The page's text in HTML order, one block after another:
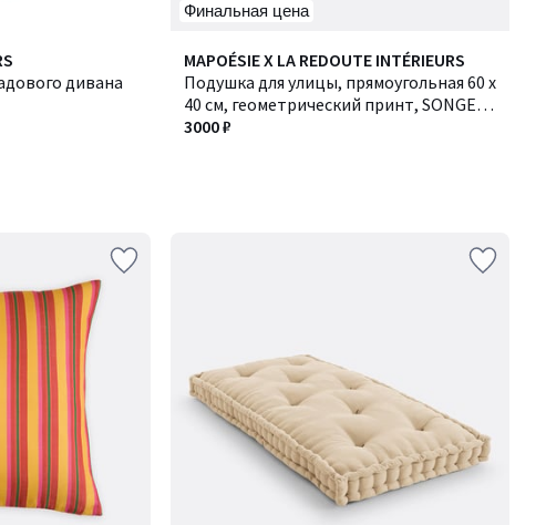
дивана
Финальная цена
MAPOÉSIE X LA REDOUTE INTÉRIEURS
Подушка для улицы, прямоугольная 60 x
40 см, геометрический принт, SONGE /
СОНЖ
3000 ₽